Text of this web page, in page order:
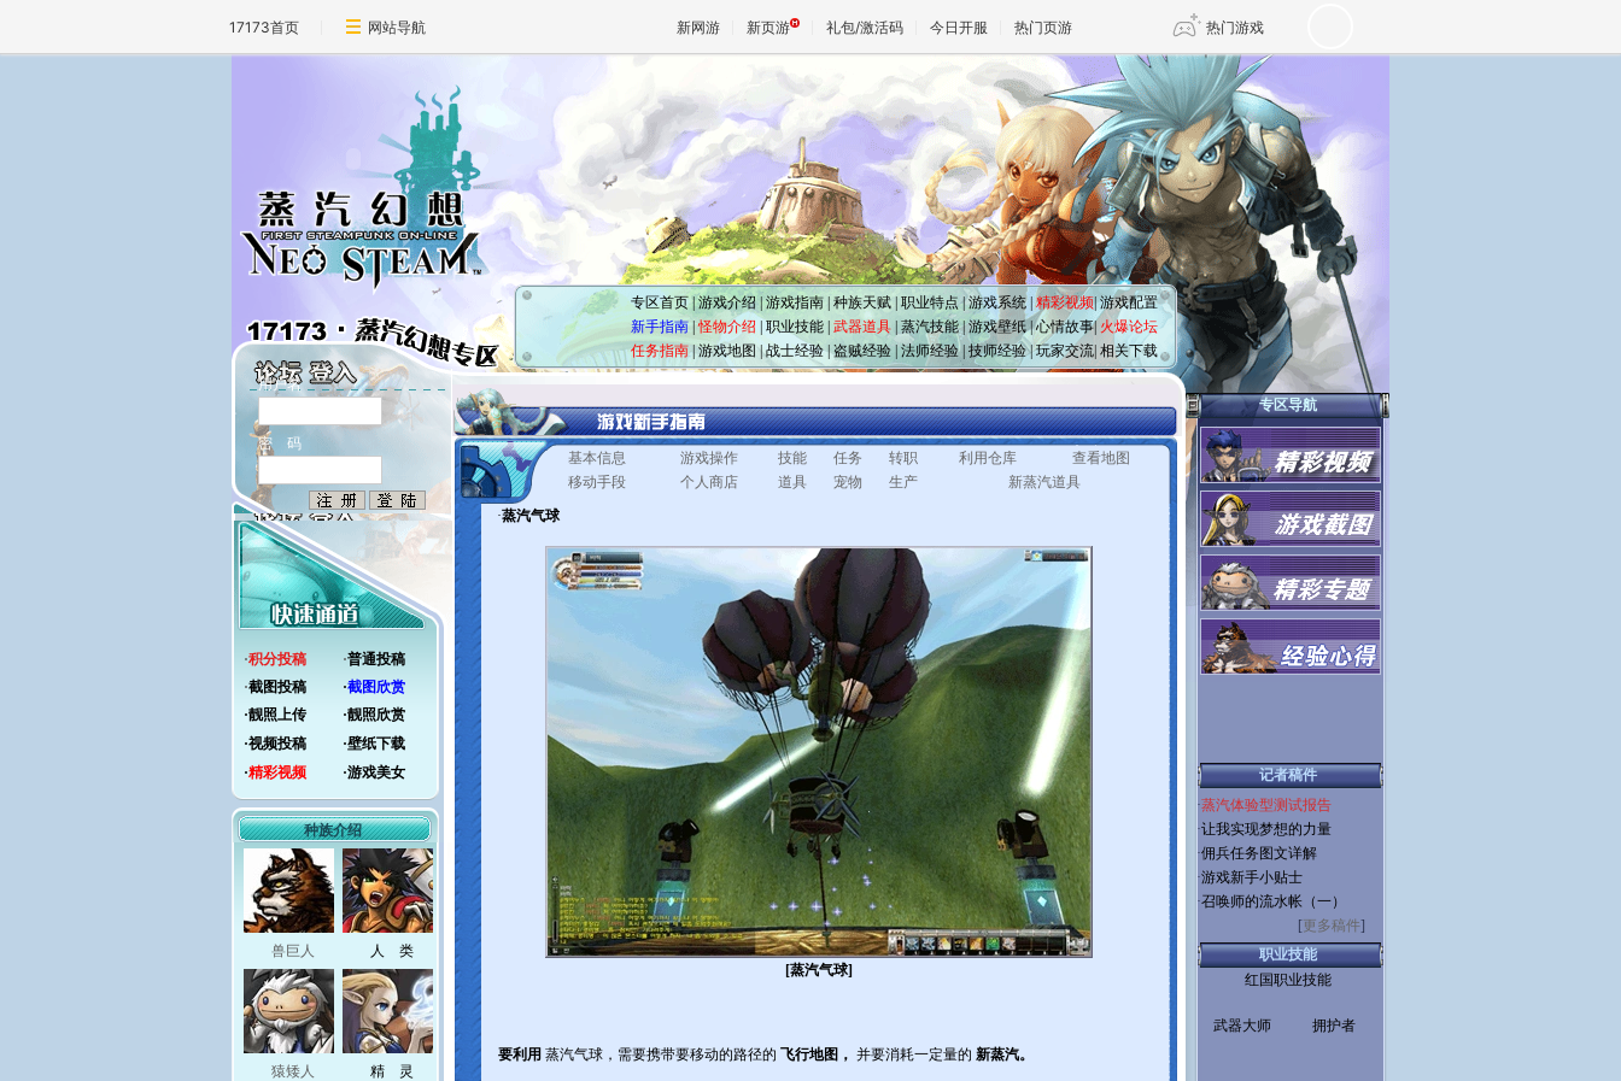
17173首页 网站导航 新网游 新页游 礼包/激活码 今日开服 热门页游 热门游戏
魔兽 DNF 传奇4
天堂 剑网3旗舰版 新天龙八部
王权与自由 诛仙世界 仙剑世界
专区首页| 游戏介绍 |游戏指南 种族天赋 职业特点|游戏系统|精彩视频|游戏配置
新手指南 |怪物介绍 职业技能 武器道具 蒸汽技能|游戏壁纸|心情故事| 火爆论坛
任务指南|游戏地图 |战士经验|盗贼经验| 法师经验| 技师经验|玩家交流 相关下载
用户名
密 码
·积分投稿 ·普通投稿
·截图投稿 ·截图欣赏
·靓照上传 ·靓照欣赏
·视频投稿 ·壁纸下载
·精彩视频 ·游戏美女
种族介绍
兽巨人 人 类
猿矮人 精 灵
基本信息 游戏操作 技能 任务 转职 利用仓库
查看地图
移动手段
个人商店 道具 宠物 生产
新蒸汽道具
·蒸汽气球
[蒸汽气球]
要利用 蒸汽气球，需要携带要移动的路径的 飞行地图， 并要消耗一定量的 新蒸汽。
专区导航
记者稿件
·蒸汽体验型测试报告
·让我实现梦想的力量
·佣兵任务图文详解
·游戏新手小贴士
·召唤师的流水帐（一）
[更多稿件]
职业技能
红国职业技能
武器大师 拥护者